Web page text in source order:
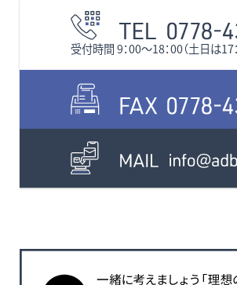
受付時間 9：00〜18：00（土日は17